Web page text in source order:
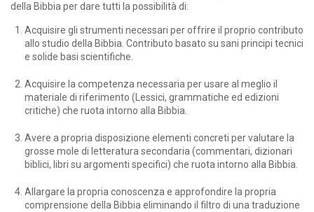
della Bibbia per dare tutti la possibilità di:
Acquisire gli strumenti necessari per offrire il proprio contributo
allo studio della Bibbia. Contributo basato su sani principi tecnici
e solide basi scientifiche.
Acquisire la competenza necessaria per usare al meglio il
materiale di riferimento (Lessici, grammatiche ed edizioni
critiche) che ruota intorno alla Bibbia.
Avere a propria disposizione elementi concreti per valutare la
grosse mole di letteratura secondaria (commentari, dizionari
biblici, libri su argomenti specifici) che ruota intorno alla Bibbia.
Allargare la propria conoscenza e approfondire la propria
comprensione della Bibbia eliminando il filtro di una traduzione